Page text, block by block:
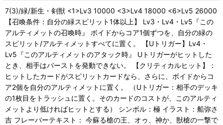
7(3)/緑/新生・剣獣 <1>Lv3 10000 <3>Lv4 18000 <6>Lv5 26000
【召喚条件：自分の緑スピリット1体以上】 Lv3・Lv4・Lv5『この
アルティメットの召喚時』 ボイドからコア1個ずつを、自分の緑の
スピリット/アルティメットすべてに置く。 【Uトリガー】Lv4・
Lv5『このアルティメットのアタック時』 Uトリガーがヒットした
とき、相手はバーストを発動できない。 【クリティカルヒット】：
ヒットしたカードがスピリットカードなら、さらに、ボイドからコ
ア2個を自分のアルティメットに置く。 （Uトリガー：相手のデッキ
の1枚目をトラッシュに置く。そのカードのコストが、このアルティ
メットより低ければヒットとする） シンボル：極 イラスト：船弥さ
吉 フレーバーテキスト： 今蘇る槍の王、オゥ、神か、獣槍の一撃で